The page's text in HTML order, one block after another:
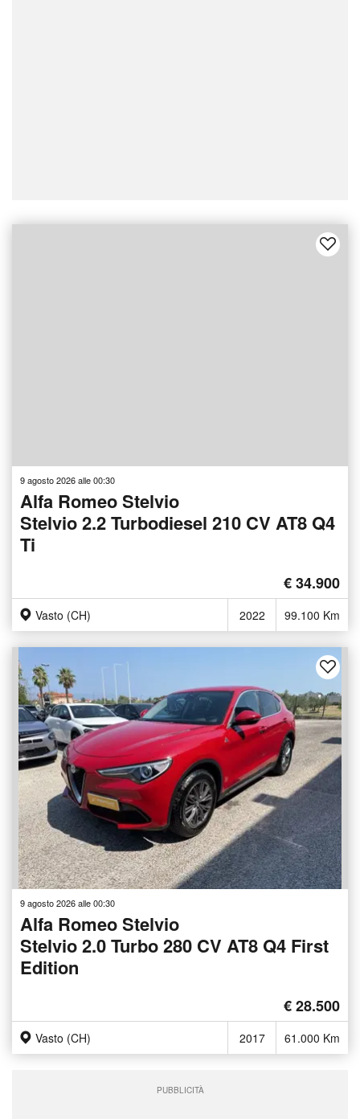
9 agosto 2026 alle 00:30
Alfa Romeo Stelvio
Stelvio 2.2 Turbodiesel 210 CV AT8 Q4
Ti
€ 34.900
Vasto (CH) 2022 99.100 Km
9 agosto 2026 alle 00:30
Alfa Romeo Stelvio
Stelvio 2.0 Turbo 280 CV AT8 Q4 First
Edition
€ 28.500
Vasto (CH) 2017 61.000 Km
PUBBLICITÀ